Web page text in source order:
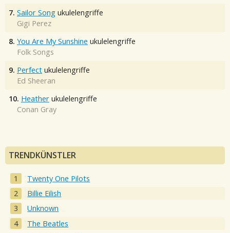
7. Sailor Song ukulelengriffe
Gigi Perez
8. You Are My Sunshine ukulelengriffe
Folk Songs
9. Perfect ukulelengriffe
Ed Sheeran
10. Heather ukulelengriffe
Conan Gray
TRENDKÜNSTLER
Twenty One Pilots
Billie Eilish
Unknown
The Beatles